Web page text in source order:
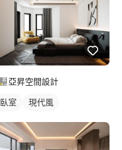
亞昇空間設計
臥室 現代風